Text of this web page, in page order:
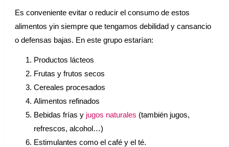
Es conveniente evitar o reducir el consumo de estos
alimentos yin siempre que tengamos debilidad y cansancio
o defensas bajas. En este grupo estarían:
Productos lácteos
Frutas y frutos secos
Cereales procesados
Alimentos refinados
Bebidas frías y jugos naturales (también jugos,
refrescos, alcohol…)
Estimulantes como el café y el té.